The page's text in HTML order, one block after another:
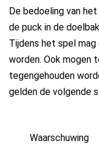
De bedoeling van
de puck in de
Tijdens het spel
worden. Ook mogen
tegengehouden
gelden de volgende
Waarschuwing